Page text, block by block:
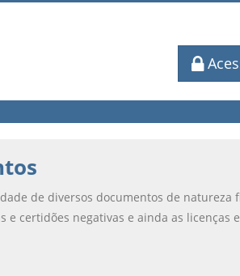
de diversos documentos de natureza
e certidões negativas e ainda as licenças